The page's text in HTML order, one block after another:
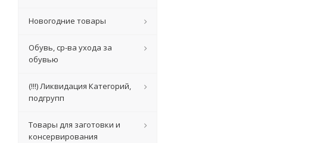
Новогодние товары
Обувь, ср-ва ухода за
обувью
(!!!) Ликвидация Категорий,
подгрупп
Товары для заготовки и
консервирования